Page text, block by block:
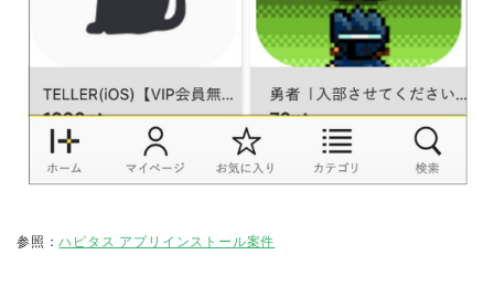
参照：ハピタス アプリインストール案件